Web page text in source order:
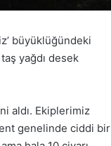
büyüklüğündeki
yağdı desek
aldı. Ekiplerimiz
genelinde ciddi bir